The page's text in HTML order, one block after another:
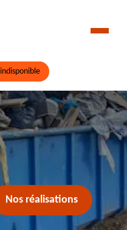
indisponible
Nos réalisations